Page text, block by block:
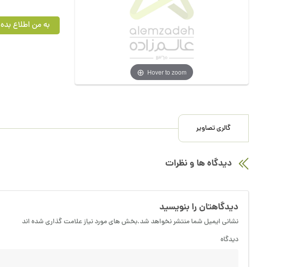
Hover to zoom
به من اطلاع بده
گالری تصاویر
دیدگاه ها و نظرات
دیدگاهتان را بنویسید
نشانی ایمیل شما منتشر نخواهد شد.بخش های مورد نیاز علامت گذاری شده اند
دیدگاه